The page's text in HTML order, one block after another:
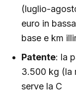
(luglio-
euro in
base e km
Patente: la
3.500 kg (la
serve la C